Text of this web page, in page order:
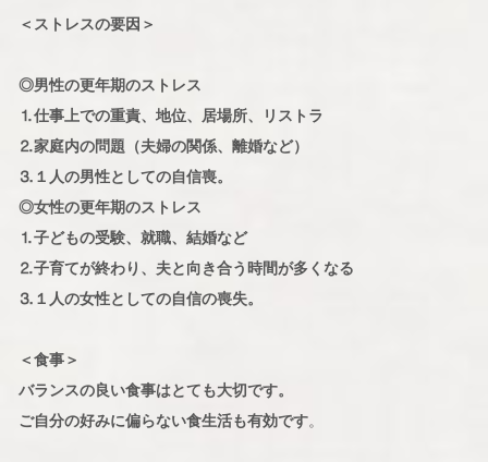
＜ストレスの要因＞
◎男性の更年期のストレス
⒈仕事上での重責、地位、居場所、リストラ
⒉家庭内の問題（夫婦の関係、離婚など）
⒊１人の男性としての自信喪。
◎女性の更年期のストレス
⒈子どもの受験、就職、結婚など
⒉子育てが終わり、夫と向き合う時間が多くなる
⒊１人の女性としての自信の喪失。
＜食事＞
バランスの良い食事はとても大切です。
ご自分の好みに偏らない食生活も有効です。